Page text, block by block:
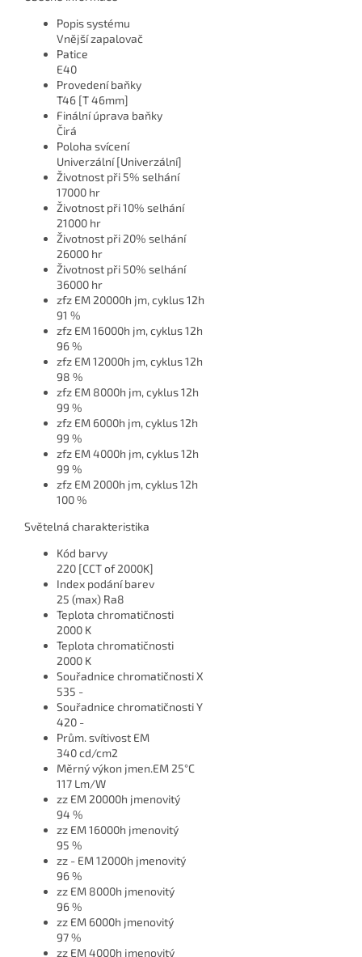
Popis systému
Vnější zapalovač
Patice
E40
Provedení baňky
T46 [T 46mm]
Finální úprava baňky
Čirá
Poloha svícení
Univerzální [Univerzální]
Životnost při 5% selhání
17000 hr
Životnost při 10% selhání
21000 hr
Životnost při 20% selhání
26000 hr
Životnost při 50% selhání
36000 hr
zfz EM 20000h jm, cyklus 12h
91 %
zfz EM 16000h jm, cyklus 12h
96 %
zfz EM 12000h jm, cyklus 12h
98 %
zfz EM 8000h jm, cyklus 12h
99 %
zfz EM 6000h jm, cyklus 12h
99 %
zfz EM 4000h jm, cyklus 12h
99 %
zfz EM 2000h jm, cyklus 12h
100 %
Světelná charakteristika
Kód barvy
220 [CCT of 2000K]
Index podání barev
25 (max) Ra8
Teplota chromatičnosti
2000 K
Teplota chromatičnosti
2000 K
Souřadnice chromatičnosti X
535 -
Souřadnice chromatičnosti Y
420 -
Prům. svítivost EM
340 cd/cm2
Měrný výkon jmen.EM 25°C
117 Lm/W
zz EM 20000h jmenovitý
94 %
zz EM 16000h jmenovitý
95 %
zz - EM 12000h jmenovitý
96 %
zz EM 8000h jmenovitý
96 %
zz EM 6000h jmenovitý
97 %
zz EM 4000h jmenovitý